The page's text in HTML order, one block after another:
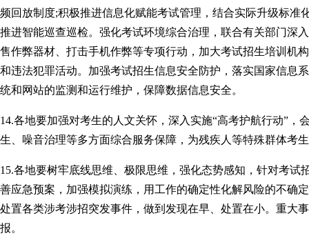
频回放制度;积极推进信息化赋能考试管理，结合实际升级标
推进智能巡查巡检。强化考试环境综合治理，联合有关部门深
售作弊器材、打击手机作弊等专项行动，加大考试招生培训机
和违法犯罪活动。加强考试招生信息安全防护，落实国家信息
统和网站的监测和运行维护，保障数据信息安全。
14.各地要加强对考生的人文关怀，深入实施“高考护航行动”
生、噪音治理等多方面综合服务保障，为残疾人等特殊群体考
15.各地要树牢底线思维、极限思维，强化态势感知，针对考
善应急预案，加强模拟演练，用工作的确定性化解风险的不确
处置各类涉考涉招突发事件，做到发现在早、处置在小。重大
报。